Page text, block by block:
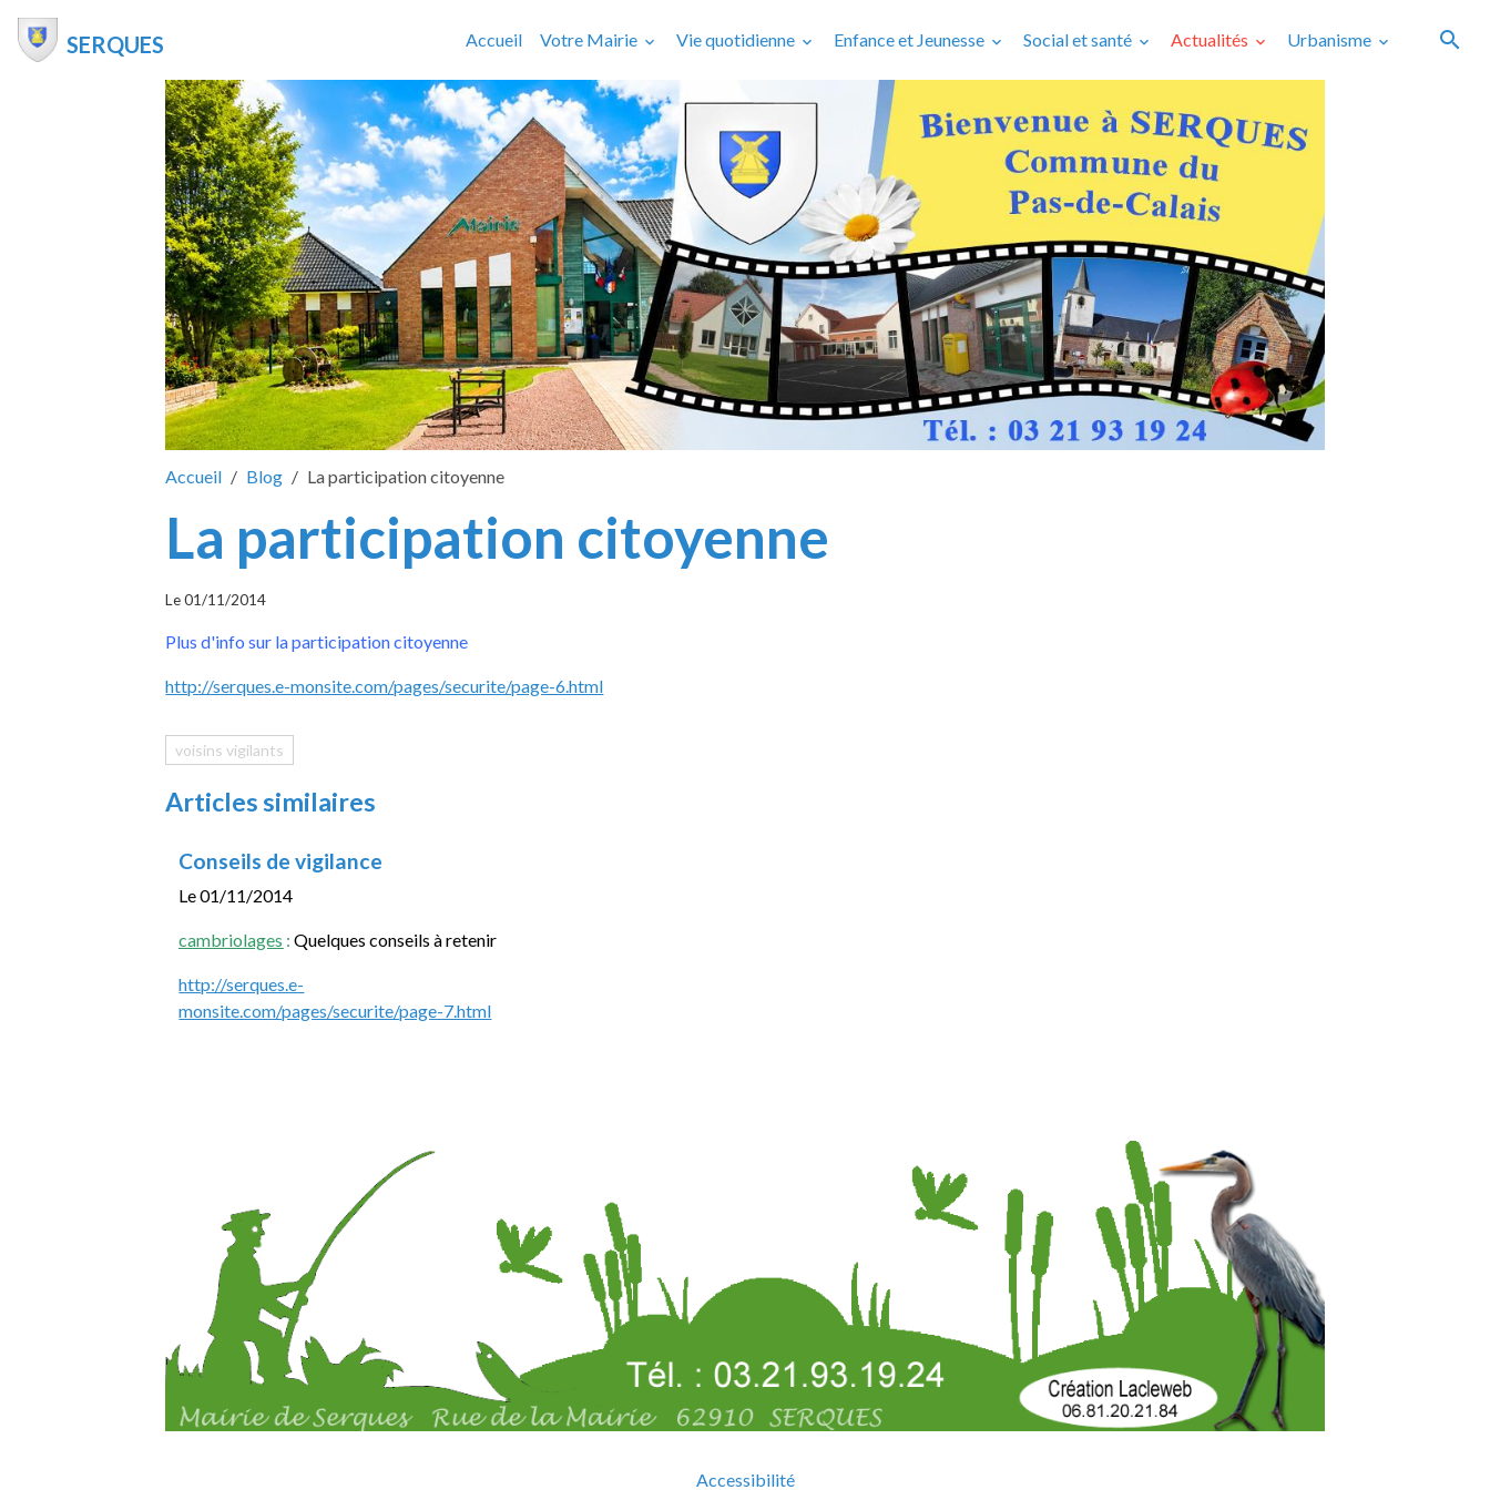
SERQUES Accueil Votre Mairie Vie quotidienne Enfance et Jeunesse Social et santé Actualités Urbanisme
Accueil Blog La participation citoyenne
La participation citoyenne
Le 01/11/2014
Plus d'info sur la participation citoyenne
http://serques.e-monsite.com/pages/securite/page-6.html
voisins vigilants
Articles similaires
Conseils de vigilance
Le 01/11/2014
cambriolages : Quelques conseils à retenir
http://serques.e-
monsite.com/pages/securite/page-7.html
Accessibilité